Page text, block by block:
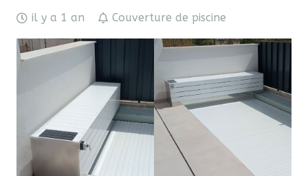
il y a 1 an Couverture de piscine